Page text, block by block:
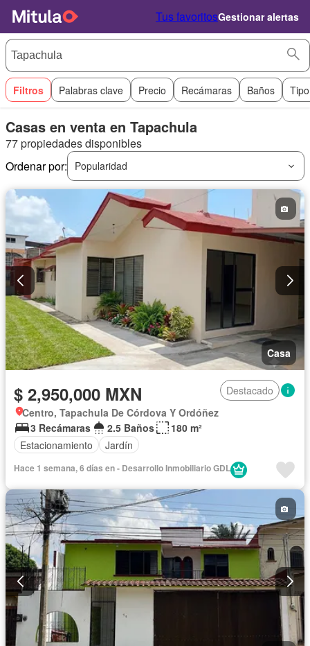
Tus favoritosGestionar alertas
Filtros Palabras clave Precio Recámaras Baños
Casas en venta en Tapachula
77 propiedades disponibles
Ordenar por:
Popularidad
Casa
$ 2,950,000 MXN
Destacado
Centro, Tapachula De Córdova Y Ordóñez
3 Recámaras
2.5 Baños
180 m²
Estacionamiento
Jardín
Hace 1 semana, 6 días en - Desarrollo Inmobiliario GDL